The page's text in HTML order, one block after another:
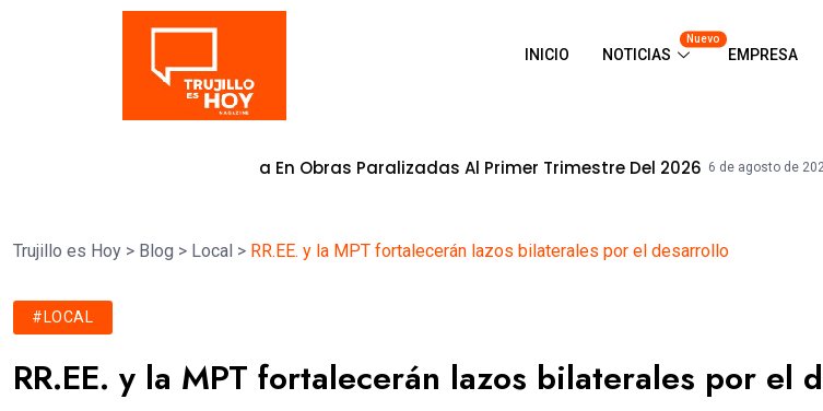
INICIO NOTICIAS
Nuevo
EMPRESA
En Obras Paralizadas Al Primer Trimestre Del 2026 6 de agosto de 2026
Trujillo es Hoy > Blog > Local > RR.EE. y la MPT fortalecerán lazos bilaterales por el desarrollo
#LOCAL
RR.EE. y la MPT fortalecerán lazos bilaterales por el